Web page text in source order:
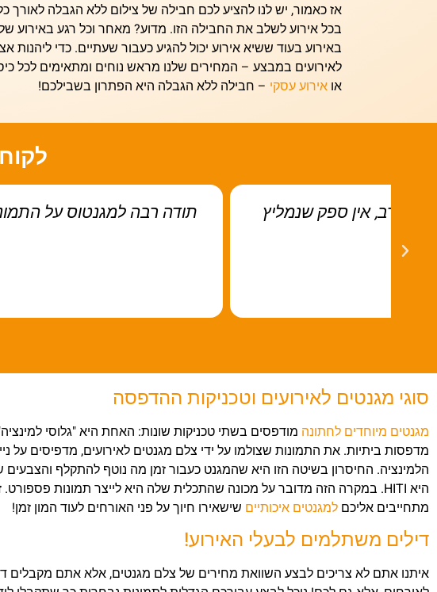
אז כאמור, יש לנו להציע לכם חבילה של צילום ללא הגבלה לאורך
בכל אירוע לשלב את החבילה הזו. מדוע? מאחר וכל רגע
באירוע בעוד ששיא אירוע יכול להגיע כעבור שעתיים. כדי
לאירועים במבצע – המחירים שלנו מראש נוחים ומתאימים לכל
או אירוע עסקי – חבילה ללא הגבלה היא הפתרון בשבילכם!
תודה רבה למגנטוס על התמונות המהממות, כל
סוגי מגנטים לאירועים וטכניקות ההדפסה
מגנטים מיוחדים לחתונה מודפסים בשתי טכניקות שונות: האחת היא "גלוסי
מדפסות ביתיות. את התמונות שצולמו על ידי צלם מגנטים לאירועים, מדפיסים על
הלמינציה. החיסרון בשיטה הזו היא שהמגנט כעבור זמן מה נוטף להתקלף
היא HITI. במקרה הזה מדובר על מכונה שהתכלית שלה היא לייצר תמונות פספורט.
מתחייבים אליכם למגנטים איכותיים שישאירו חיוך על פני האורחים לעוד המון זמן!
דילים משתלמים לבעלי האירוע!
איתנו אתם לא צריכים לבצע השוואת מחירים של צלם מגנטים,אלא אתם מקבלים